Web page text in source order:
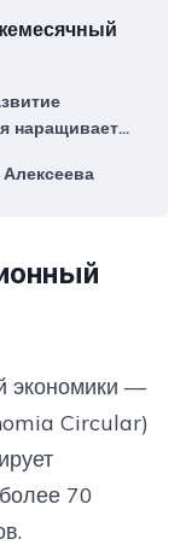
наращивает
экономики —
Circular)
70